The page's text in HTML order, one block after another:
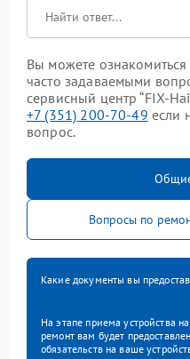
Вы можете
часто задаваемыми
сервисный центр “FIX-
+7 (351) 200-70-49 если
вопрос.
Вопросы по
Какие документы вы
На этапе приема устройства
ремонт вам будет
обязательств на ваше